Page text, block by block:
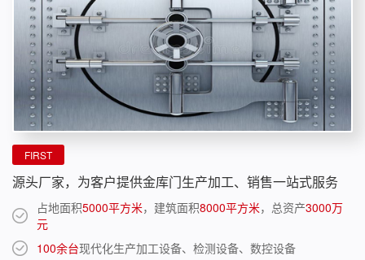
FIRST
源头厂家，为客户提供金库门生产加工、销售一站式服务
占地面积5000平方米，建筑面积8000平方米，总资产3000万
元
100余台现代化生产加工设备、检测设备、数控设备